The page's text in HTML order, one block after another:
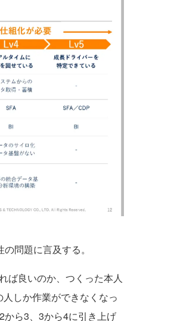
問題に言及する。
ば良いのか、つくった本人
しか作業ができなくなっ
から3、3から4に引き上げ